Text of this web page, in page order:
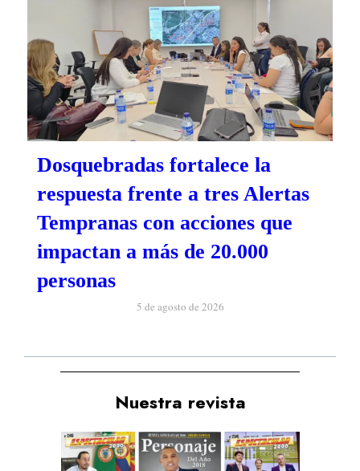
Dosquebradas fortalece la
respuesta frente a tres Alertas
Tempranas con acciones que
impactan a más de 20.000
personas
5 de agosto de 2026
Nuestra revista